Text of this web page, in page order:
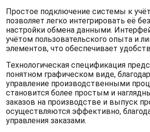
Простое подключение системы к
позволяет легко интегрировать её
настройки обмена данными.
учётом пользовательского опыта и
элементов, что обеспечивает
Технологическая спецификация
понятном графическом виде,
управление производственными
становится более простым и
заказов на производстве и выпуск
осуществляются эффективно,
управления заказами.